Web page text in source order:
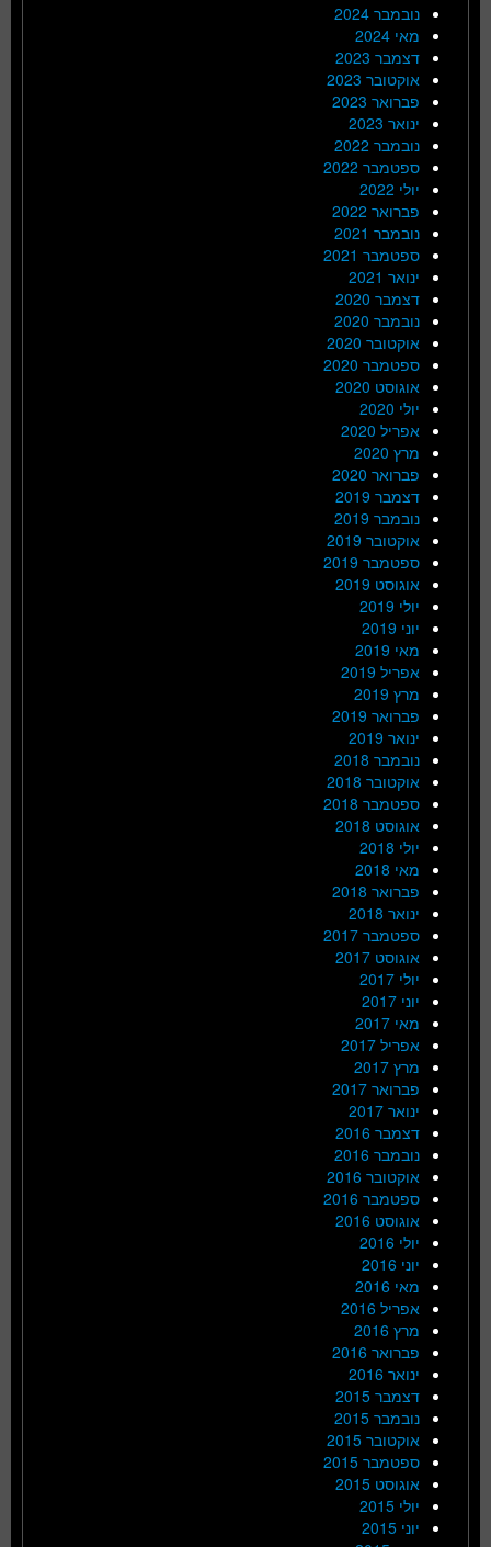
נובמבר 2024
מאי 2024
דצמבר 2023
אוקטובר 2023
פברואר 2023
ינואר 2023
נובמבר 2022
ספטמבר 2022
יולי 2022
פברואר 2022
נובמבר 2021
ספטמבר 2021
ינואר 2021
דצמבר 2020
נובמבר 2020
אוקטובר 2020
ספטמבר 2020
אוגוסט 2020
יולי 2020
אפריל 2020
מרץ 2020
פברואר 2020
דצמבר 2019
נובמבר 2019
אוקטובר 2019
ספטמבר 2019
אוגוסט 2019
יולי 2019
יוני 2019
מאי 2019
אפריל 2019
מרץ 2019
פברואר 2019
ינואר 2019
נובמבר 2018
אוקטובר 2018
ספטמבר 2018
אוגוסט 2018
יולי 2018
מאי 2018
פברואר 2018
ינואר 2018
ספטמבר 2017
אוגוסט 2017
יולי 2017
יוני 2017
מאי 2017
אפריל 2017
מרץ 2017
פברואר 2017
ינואר 2017
דצמבר 2016
נובמבר 2016
אוקטובר 2016
ספטמבר 2016
אוגוסט 2016
יולי 2016
יוני 2016
מאי 2016
אפריל 2016
מרץ 2016
פברואר 2016
ינואר 2016
דצמבר 2015
נובמבר 2015
אוקטובר 2015
ספטמבר 2015
אוגוסט 2015
יולי 2015
יוני 2015